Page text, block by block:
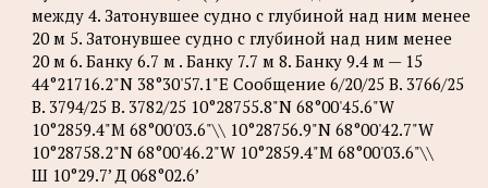
между 4. Затонувшее судно с глубиной над ним менее
20 м 5. Затонувшее судно с глубиной над ним менее
20 м 6. Банку 6.7 м . Банку 7.7 м 8. Банку 9.4 м — 15
44°21716.2"N 38°30'57.1"Е Сообщение 6/20/25 B. 3766/25
B. 3794/25 В. 3782/25 10°28755.8"N 68°00'45.6"W
10°2859.4"М 68°00'03.6"\\ 10°28756.9"N 68°00'42.7"W
10°28758.2"N 68°00'46.2"W 10°2859.4"М 68°00'03.6"\\
Ш 10°29.7’ Д 068°02.6’